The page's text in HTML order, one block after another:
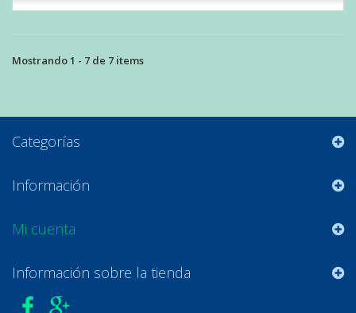
Mostrando 1 - 7 de 7 items
Categorías
Información
Mi cuenta
Información sobre la tienda